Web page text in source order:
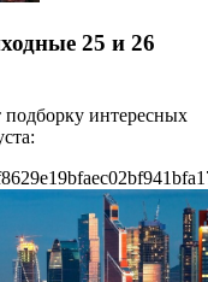
25 и 26
подборку интересных